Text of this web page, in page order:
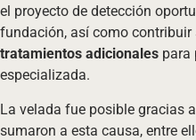
el proyecto de detección
fundación, así como contribuir
tratamientos adicionales para
especializada.
La velada fue posible gracias
sumaron a esta causa, entre